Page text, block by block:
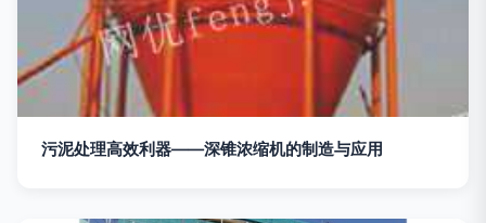
污泥处理高效利器——深锥浓缩机的制造与应用